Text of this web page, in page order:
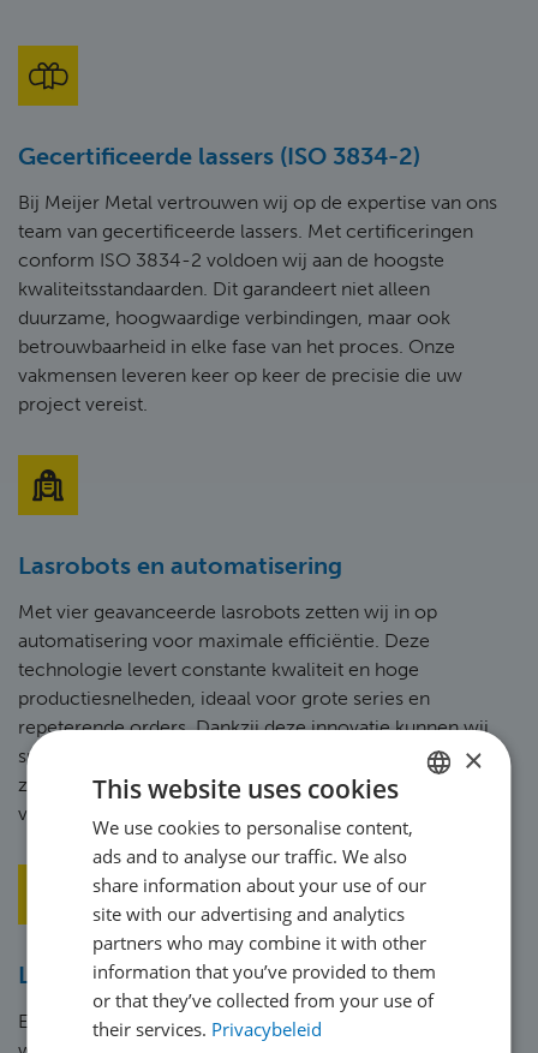
Gecertificeerde lassers (ISO 3834-2)
Bij Meijer Metal vertrouwen wij op de expertise van ons
team van gecertificeerde lassers. Met certificeringen
conform ISO 3834-2 voldoen wij aan de hoogste
kwaliteitsstandaarden. Dit garandeert niet alleen
duurzame, hoogwaardige verbindingen, maar ook
betrouwbaarheid in elke fase van het proces. Onze
vakmensen leveren keer op keer de precisie die uw
project vereist.
Lasrobots en automatisering
Met vier geavanceerde lasrobots zetten wij in op
automatisering voor maximale efficiëntie. Deze
technologie levert constante kwaliteit en hoge
productiesnelheden, ideaal voor grote series en
repeterende orders. Dankzij deze innovatie kunnen wij
snel schakelen en concurrerende levertijden garanderen,
zonder in te boeten op de nauwkeurigheid van onze
verbindingen.
Lasmethoden op maat (WPS)
Elke opdracht vraagt om specifieke aanpak, en daarom
DUTCH
ENGLISH
FRENCH
GERMAN
×
This website uses cookies
We use cookies to personalise content,
ads and to analyse our traffic. We also
share information about your use of our
site with our advertising and analytics
partners who may combine it with other
information that you’ve provided to them
or that they’ve collected from your use of
their services. Privacybeleid